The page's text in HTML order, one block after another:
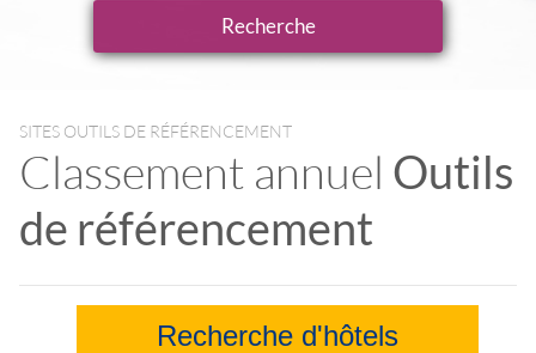
SITES OUTILS DE RÉFÉRENCEMENT
Classement annuel Outils
de référencement
Recherche d'hôtels